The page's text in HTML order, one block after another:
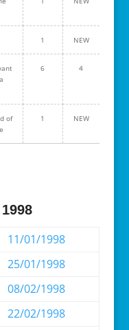
1 NEW
6 4
of
1 NEW
11/01/1998
25/01/1998
08/02/1998
22/02/1998